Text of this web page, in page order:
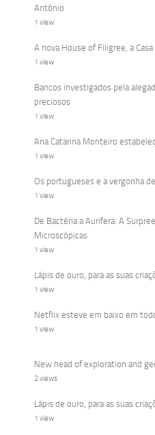
Antônio
1 view
A nova House of Filigree, a
1 view
Bancos investigados pela
preciosos
1 view
Ana Catarina Monteiro
1 view
Os portugueses e a vergonha
1 view
De Bactéria a Aurífera: A
Microscópicas
1 view
Lápis de ouro, para as suas
1 view
Netflix esteve em baixo em
1 view
New head of exploration and
2 views
Lápis de ouro, para as suas
1 view